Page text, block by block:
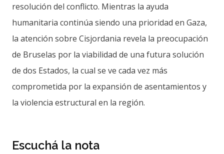
resolución del conflicto. Mientras la ayuda
humanitaria continúa siendo una prioridad en Gaza,
la atención sobre Cisjordania revela la preocupación
de Bruselas por la viabilidad de una futura solución
de dos Estados, la cual se ve cada vez más
comprometida por la expansión de asentamientos y
la violencia estructural en la región.
Escuchá la nota